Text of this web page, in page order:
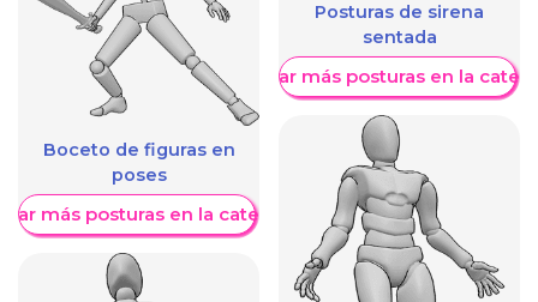
Boceto de figuras en
poses
más posturas en la categoría
Posturas de sirena
sentada
Mostrar más posturas en la